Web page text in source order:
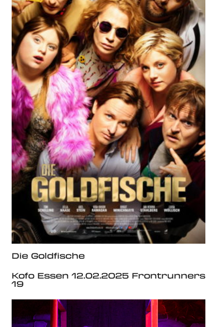
Die Goldfische
Kofo Essen 12.02.2025 Frontrunners
19